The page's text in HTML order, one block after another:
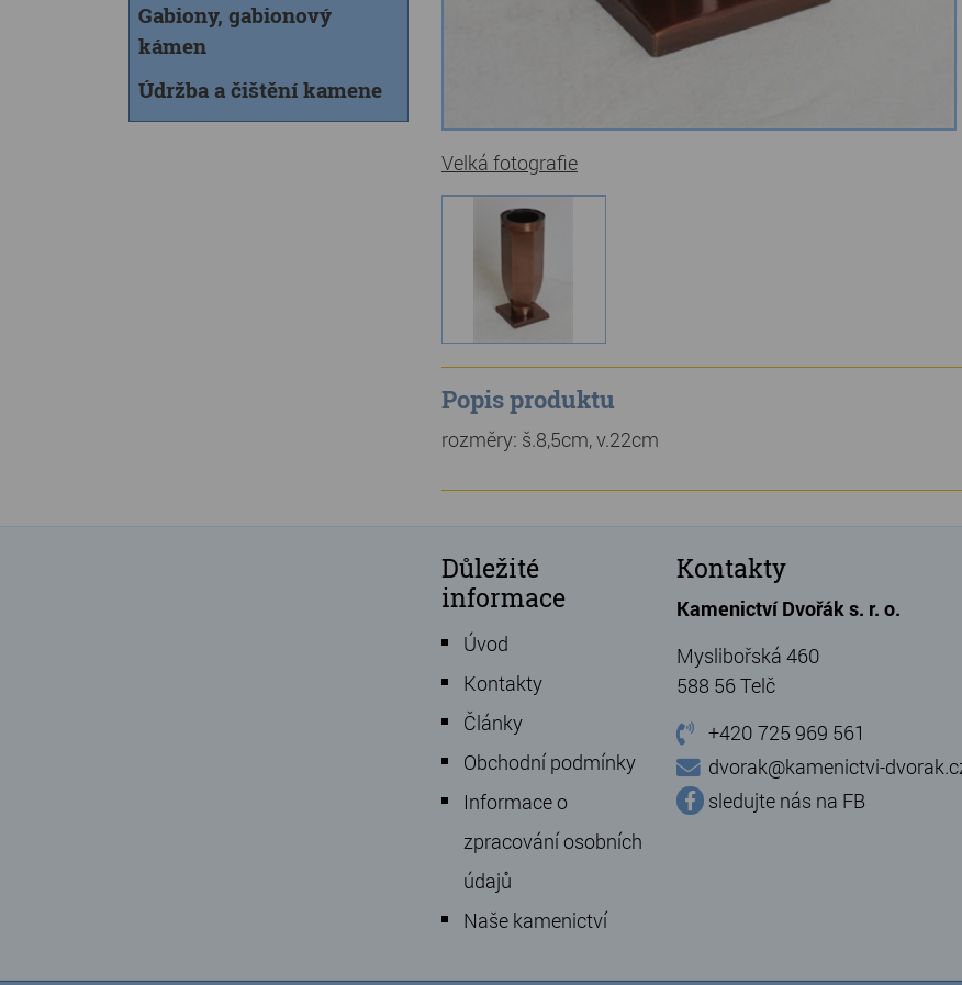
Gabiony, gabionový
kámen
Údržba a čištění kamene
Velká fotografie
Popis produktu
rozměry: š.8,5cm, v.22cm
Důležité
informace
Úvod
Kontakty
Články
Obchodní podmínky
Informace o
zpracování osobních
údajů
Naše kamenictví
Kontakty
Kamenictví Dvořák s. r. o.
Myslibořská 460
588 56 Telč
+420 725 969 561
dvorak@kamenictvi-
sledujte nás na FB